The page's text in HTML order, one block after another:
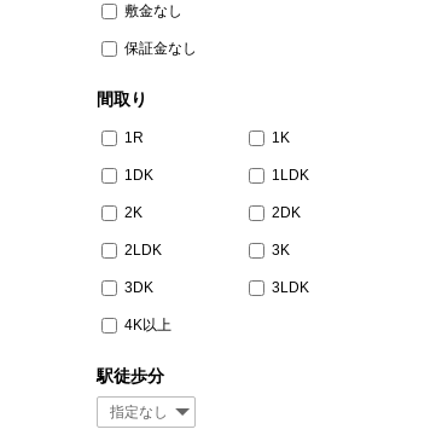
敷金なし
保証金なし
間取り
1R 1K
1DK 1LDK
2K 2DK
2LDK 3K
3DK 3LDK
4K以上
駅徒歩分